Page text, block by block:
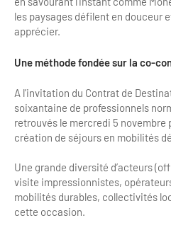
Tourisme & Handicap
Se former et s'informer à
Nos publics en situation de
Comment se rendre accessible?
Annuaire accessibilité
Le Label Villes et
L'organisation du label
Autocaristes/Transporteurs/
Destination Groupes
Magazine Paris Region
Newsletter BtoB
Institutionnels du
les paysages défilent en douceur
apprécier.
Une méthode fondée sur la co-
A l’invitation du Contrat de
soixantaine de professionnels
retrouvés le mercredi 5 novembre
création de séjours en mobilités
Une grande diversité d’acteurs
visite impressionnistes,
mobilités durables, collectivités
cette occasion.